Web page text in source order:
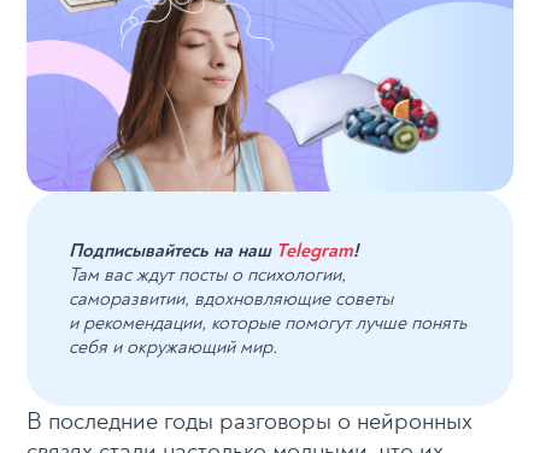
Подписывайтесь на наш Telegram!
Там вас ждут посты о психологии,
саморазвитии, вдохновляющие советы
и рекомендации, которые помогут лучше понять
себя и окружающий мир.
В последние годы разговоры о нейронных